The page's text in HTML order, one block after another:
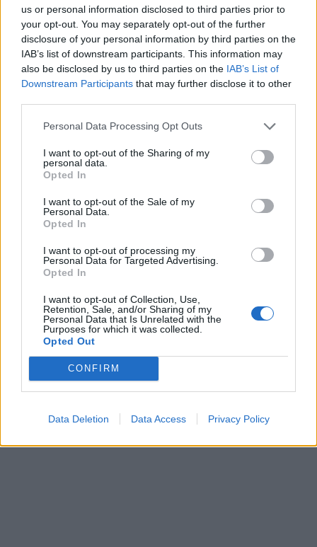
us or personal information disclosed to third parties prior to
your opt-out. You may separately opt-out of the further
disclosure of your personal information by third parties on the
IAB’s list of downstream participants. This information may
also be disclosed by us to third parties on the IAB’s List of
Downstream Participants that may further disclose it to other
Personal Data Processing Opt Outs
I want to opt-out of the Sharing of my
personal data.
Opted In
I want to opt-out of the Sale of my
Personal Data.
Opted In
I want to opt-out of processing my
Personal Data for Targeted Advertising.
Opted In
I want to opt-out of Collection, Use,
Retention, Sale, and/or Sharing of my
Personal Data that Is Unrelated with the
Purposes for which it was collected.
Opted Out
CONFIRM
Data Deletion Data Access Privacy Policy
00:00 01:16
Leonardo Maria Del Vecchio dall'ex compagna
in ospedale. Le dichiarazioni ai giornalisti